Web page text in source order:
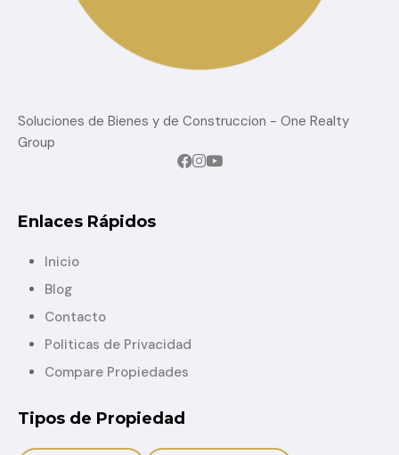
Soluciones de Bienes y de Construccion - One Realty
Group
Enlaces Rápidos
Inicio
Blog
Contacto
Politicas de Privacidad
Compare Propiedades
Tipos de Propiedad